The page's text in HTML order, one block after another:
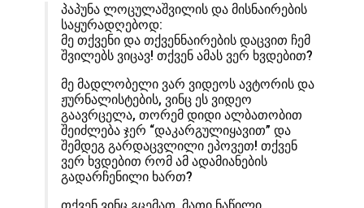
პაპუნა ლოცულაშვილის და მისნაირების
საყურადღებოდ:
მე თქვენი და თქვენნაირების დაცვით ჩემ
შვილებს ვიცავ! თქვენ ამას ვერ ხვდებით?
მე მადლობელი ვარ ვიდეოს ავტორის და
ჟურნალისტების, ვინც ეს ვიდეო
გაავრცელა, თორემ დიდი ალბათობით
შეიძლება ჯერ “დაკარგულიყავით” და
შემდეგ გარდაცვლილი ეპოვეთ! თქვენ
ვერ ხვდებით რომ ამ ადამიანების
გადარჩენილი ხართ?